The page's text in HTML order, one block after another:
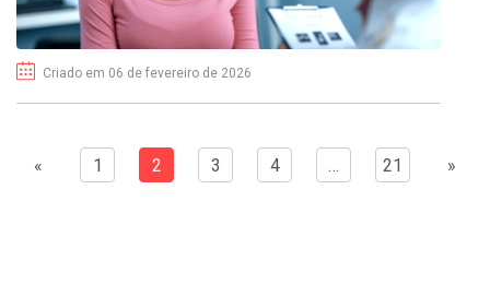
Criado em 06 de fevereiro de 2026
« 1 2 3 4 … 21 »